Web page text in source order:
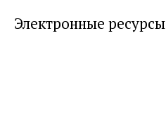
Электронные ресурсы